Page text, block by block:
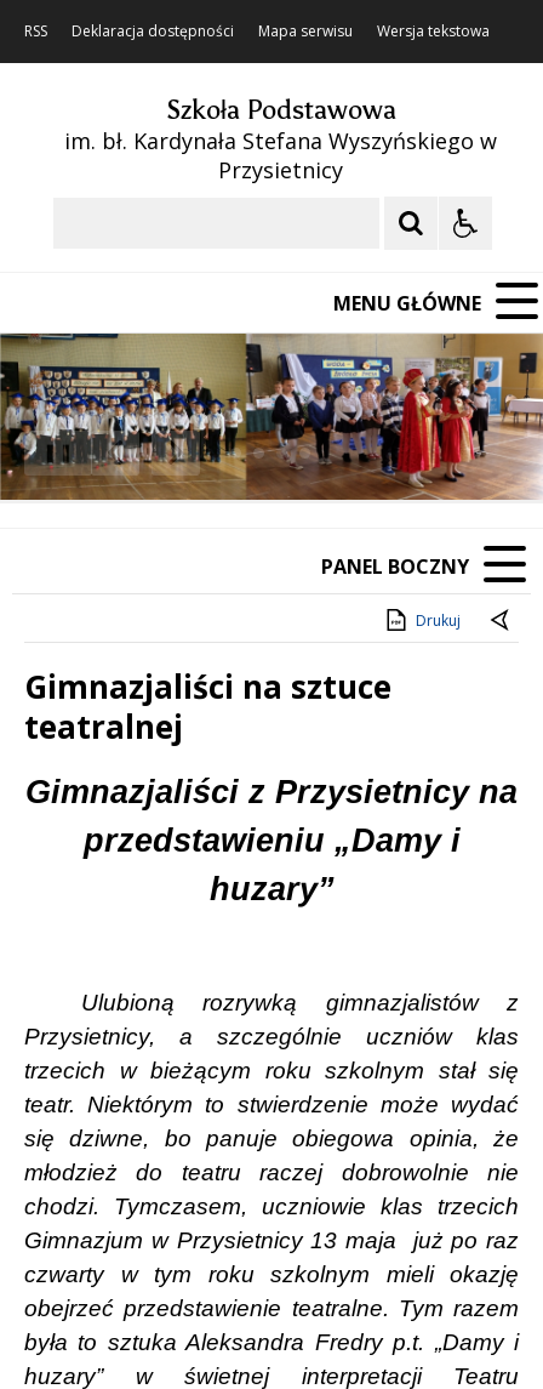
RSS Deklaracja dostępności Mapa serwisu Wersja tekstowa
Szkoła Podstawowa
im. bł. Kardynała Stefana Wyszyńskiego w
Przysietnicy
MENU GŁÓWNE
Poprzedni Element
Następny Element
❚❚
PANEL BOCZNY
Drukuj
Gimnazjaliści na sztuce
teatralnej
Treść
Gimnazjaliści z Przysietnicy na
przedstawieniu „Damy i
huzary”
Ulubioną rozrywką gimnazjalistów z
Przysietnicy, a szczególnie uczniów klas
trzecich w bieżącym roku szkolnym stał się
teatr. Niektórym to stwierdzenie może wydać
się dziwne, bo panuje obiegowa opinia, że
młodzież do teatru raczej dobrowolnie nie
chodzi. Tymczasem, uczniowie klas trzecich
Gimnazjum w Przysietnicy 13 maja
już po raz
czwarty w tym roku szkolnym mieli okazję
obejrzeć przedstawienie teatralne. Tym razem
była to sztuka Aleksandra Fredry p.t. „Damy i
huzary” w świetnej interpretacji Teatru